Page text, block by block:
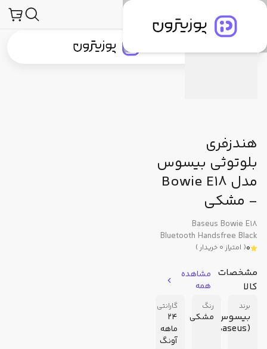
جستجو در
هندزفری بیسوس هدفون، هدست و هندزفری صوتی و تصویری
هندزفری
بلوتوثی بیسوس
مدل Bowie E18
- مشکی
Baseus Bowie E18
Bluetooth Handsfree Black
0
( امتیاز 0 خریدار)
مشخصات
کالا
مشاهده
همه
برند
بیسوس
(Baseus)
رنگ
مشکی
گارانتی
24
ماهه
آونگ
مشخصات فنی